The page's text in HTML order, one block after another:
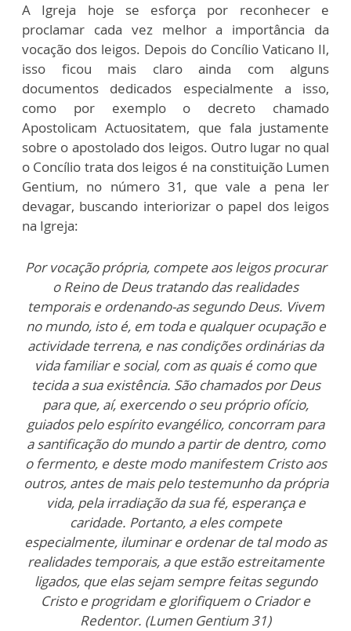
A Igreja hoje se esforça por reconhecer e
proclamar cada vez melhor a importância da
vocação dos leigos. Depois do Concílio Vaticano II,
isso ficou mais claro ainda com alguns
documentos dedicados especialmente a isso,
como por exemplo o decreto chamado
Apostolicam Actuositatem, que fala justamente
sobre o apostolado dos leigos. Outro lugar no qual
o Concílio trata dos leigos é na constituição Lumen
Gentium, no número 31, que vale a pena ler
devagar, buscando interiorizar o papel dos leigos
na Igreja:
Por vocação própria, compete aos leigos procurar
o Reino de Deus tratando das realidades
temporais e ordenando-as segundo Deus. Vivem
no mundo, isto é, em toda e qualquer ocupação e
actividade terrena, e nas condições ordinárias da
vida familiar e social, com as quais é como que
tecida a sua existência. São chamados por Deus
para que, aí, exercendo o seu próprio ofício,
guiados pelo espírito evangélico, concorram para
a santificação do mundo a partir de dentro, como
o fermento, e deste modo manifestem Cristo aos
outros, antes de mais pelo testemunho da própria
vida, pela irradiação da sua fé, esperança e
caridade. Portanto, a eles compete
especialmente, iluminar e ordenar de tal modo as
realidades temporais, a que estão estreitamente
ligados, que elas sejam sempre feitas segundo
Cristo e progridam e glorifiquem o Criador e
Redentor. (Lumen Gentium 31)